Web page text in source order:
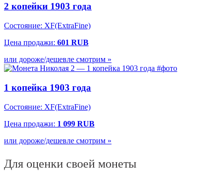
2 копейки 1903 года
Состояние: XF(ExtraFine)
Цена продажи: 601 RUB
или дороже/дешевле смотрим »
1 копейка 1903 года
Состояние: XF(ExtraFine)
Цена продажи: 1 099 RUB
или дороже/дешевле смотрим »
Для оценки своей монеты